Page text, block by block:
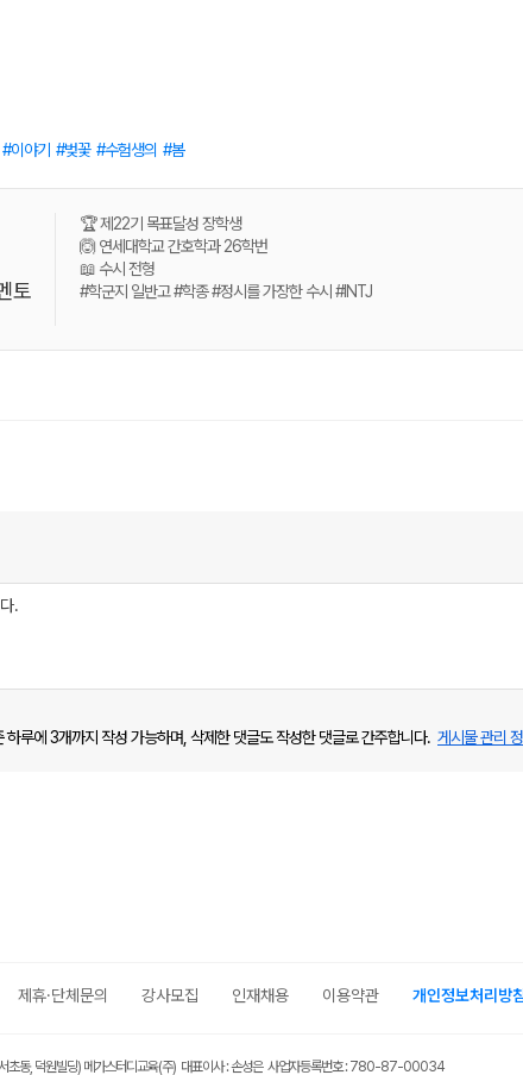
이야기 벚꽃 수험생의 봄
토
🏆 제22기 목표달성 장학생
🙆 연세대학교 간호학과 26학번
📖 수시 전형
#학군지 일반고 #학종 #정시를 가장한 수시 #INTJ
하루에 3개까지 작성 가능하며, 삭제한 댓글도 작성한 댓글로 간주합니다. 게시물 관리
제휴·단체문의 강사모집 인재채용 이용약관 개인정보처리방
초동, 덕원빌딩) 메가스터디교육(주) 대표이사 : 손성은 사업자등록번호 : 780-87-00034